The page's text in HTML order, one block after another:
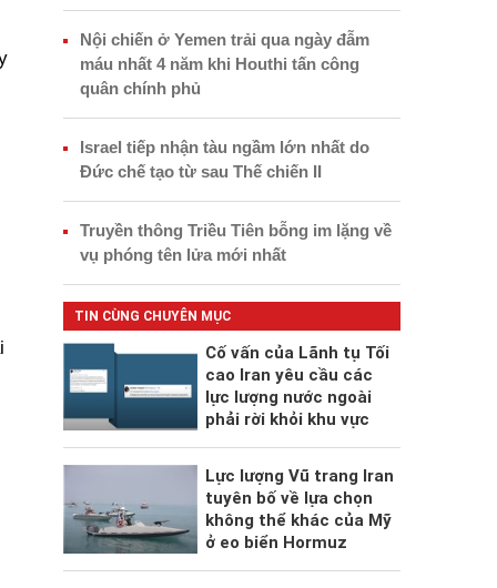
Nội chiến ở Yemen trải qua ngày đẫm
máu nhất 4 năm khi Houthi tấn công
quân chính phủ
Israel tiếp nhận tàu ngầm lớn nhất do
Đức chế tạo từ sau Thế chiến II
Truyền thông Triều Tiên bỗng im lặng về
vụ phóng tên lửa mới nhất
TIN CÙNG CHUYÊN MỤC
Cố vấn của Lãnh tụ Tối
cao Iran yêu cầu các
lực lượng nước ngoài
phải rời khỏi khu vực
Lực lượng Vũ trang Iran
tuyên bố về lựa chọn
không thể khác của Mỹ
ở eo biển Hormuz